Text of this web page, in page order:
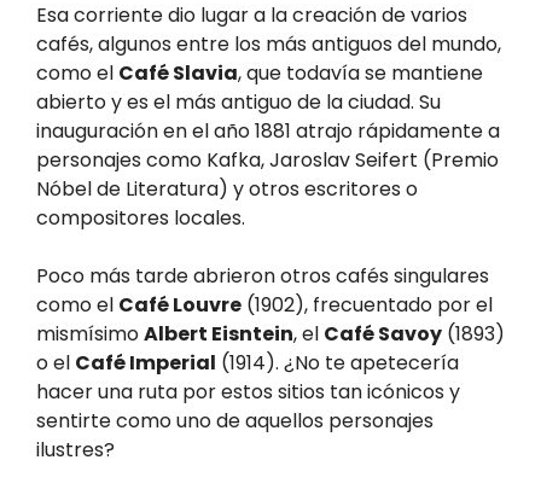
Esa corriente dio lugar a la creación de varios
cafés, algunos entre los más antiguos del mundo,
como el Café Slavia, que todavía se mantiene
abierto y es el más antiguo de la ciudad. Su
inauguración en el año 1881 atrajo rápidamente a
personajes como Kafka, Jaroslav Seifert (Premio
Nóbel de Literatura) y otros escritores o
compositores locales.
Poco más tarde abrieron otros cafés singulares
como el Café Louvre (1902), frecuentado por el
mismísimoAlbert Eisntein, el Café Savoy (1893)
o el Café Imperial (1914). ¿No te apetecería
hacer una ruta por estos sitios tan icónicos y
sentirte como uno de aquellos personajes
ilustres?